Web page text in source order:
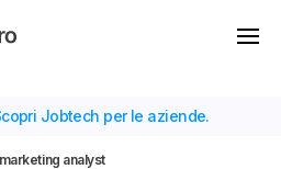
analyst
Jobtech per le aziende.